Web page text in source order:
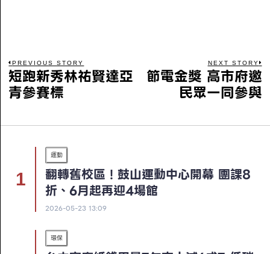
PREVIOUS STORY
短跑新秀林祐賢達亞
青參賽標
NEXT STORY
節電金獎 高市府邀
民眾一同參與
運動
翻轉舊校區！鼓山運動中心開幕 團課8
折、6月起再迎4場館
2026-05-23 13:09
環保